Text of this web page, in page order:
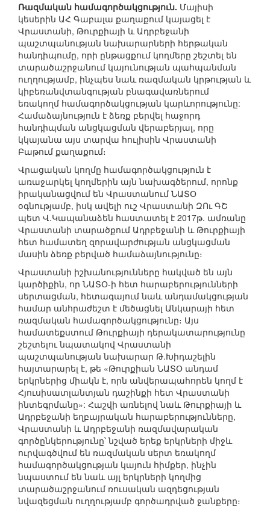
Ռազմական համագործակցություն. Մայիսի
կեսերին ԱՀ Գաբալա քաղաքում կայացել է
Վրաստանի, Թուրքիայի և Ադրբեջանի
պաշտպանության նախարարների հերթական
հանդիպումը, որի ընթացքում կողմերը շեշտել են
տարածաշրջանում կայունության պահպանման
ուղղությամբ, ինչպես նաև ռազմական կրթության և
կիբեռանվտանգության բնագավառներում
եռակողմ համագործակցության կարևորությունը:
Համաձայնություն է ձեռք բերվել հաջորդ
հանդիպման անցկացման վերաբերյալ, որը
կկայանա այս տարվա հուլիսին Վրաստանի
Բաթում քաղաքում։
Վրացական կողմը համագործակցություն է
առաջարկել կողմերին այն նախագծերում, որոնք
իրականացվում են Վրաստանում ՆԱՏՕ
օգնությամբ, իսկ ավելի ուշ Վրաստանի ԶՈւ ԳՇ
պետ Վ.Կապանաձեն հաստատել է 2017թ. ամռանը
Վրաստանի տարածքում Ադրբեջանի և Թուրքիայի
հետ համատեղ զորավարժության անցկացման
մասին ձեռք բերված համաձայնությունը։
Վրաստանի իշխանությունները հակված են այն
կարծիքին, որ ՆԱՏՕ-ի հետ հարաբերությունների
սերտացման, հետագայում նաև անդամակցության
համար անհրաժեշտ է մեծացնել Անկարայի հետ
ռազմական համագործակցությունը։ Այս
համատեքստում Թուրքիայի դերակատարությունը
շեշտելու նպատակով Վրաստանի
պաշտպանության նախարար Թ.Խիդաշելին
հայտարարել է, թե «Թուրքիան ՆԱՏՕ անդամ
երկրներից միակն է, որն անվերապահորեն կողմ է
Հյուսիսատլանտյան դաշինքի հետ Վրաստանի
ինտեգրմանը»: Հաշվի առնելով նաև Թուրքիայի և
Ադրբեջանի եղբայրական հարաբերությունները,
Վրաստանի և Ադրբեջանի ռազմավարական
գործընկերությունը՝ նշված երեք երկրների միջև
ուրվագծվում են ռազմական սերտ եռակողմ
համագործակցության կայուն հիմքեր, ինչին
նպաստում են նաև այլ երկրների կողմից
տարածաշրջանում ռուսական ազդեցության
նվազեցման ուղղությամբ գործադրված ջանքերը։